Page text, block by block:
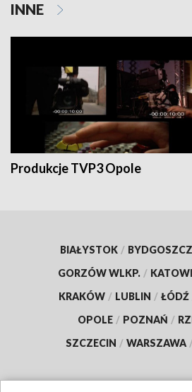
INNE
Produkcje TVP3 Opole
BIAŁYSTOK / BYDGOSZCZ
GORZÓW WLKP. /
KRAKÓW / LUBLIN / ŁÓDŹ
OPOLE / POZNAŃ /
SZCZECIN / WARSZAWA